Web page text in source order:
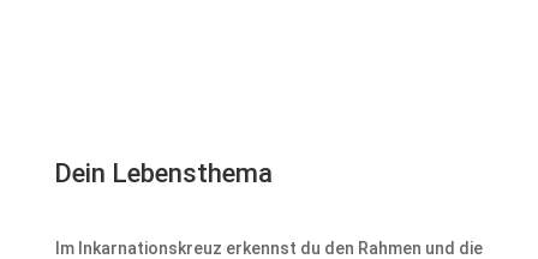
Dein Lebensthema
Im Inkarnationskreuz erkennst du den Rahmen und die